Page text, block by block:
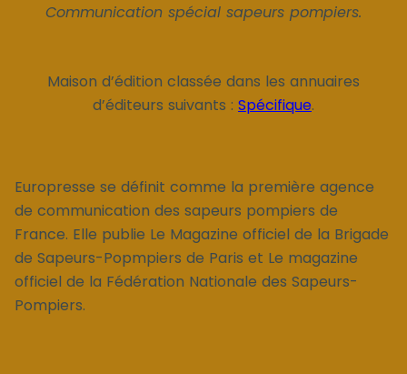
Communication spécial sapeurs pompiers.
Maison d’édition classée dans les annuaires
d’éditeurs suivants : Spécifique.
Europresse se définit comme la première agence
de communication des sapeurs pompiers de
France. Elle publie Le Magazine officiel de la Brigade
de Sapeurs-Popmpiers de Paris et Le magazine
officiel de la Fédération Nationale des Sapeurs-
Pompiers.